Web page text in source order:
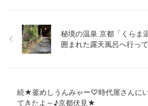
秘境の温泉 京都「くらま
囲まれた露天風呂へ行っ
続★釜めしうんみゃー♡時代屋さんに
てきたよ～♪京都伏見★